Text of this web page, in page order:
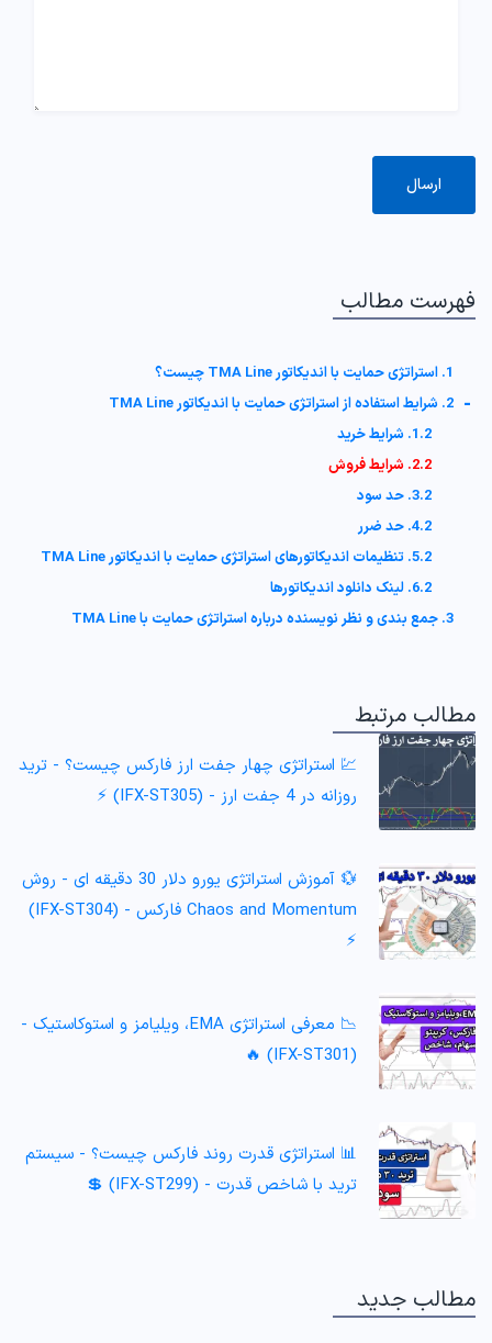
فهرست مطالب
1. استراتژی حمایت با اندیکاتور TMA Line چیست؟
2. شرایط استفاده از استراتژی حمایت با اندیکاتور TMA Line -
1.2. شرایط خرید
2.2. شرایط فروش
3.2. حد سود
4.2. حد ضرر
5.2. تنظیمات اندیکاتورهای استراتژی حمایت با اندیکاتور TMA Line
6.2. لینک دانلود اندیکاتورها
3. جمع بندی و نظر نویسنده درباره استراتژی حمایت با TMA Line
مطالب مرتبط
💹 استراتژی چهار جفت ارز فارکس چیست؟ - ترید
روزانه در 4 جفت ارز - (IFX-ST305) ⚡️
💱 آموزش استراتژی یورو دلار 30 دقیقه ای - روش
Chaos and Momentum فارکس - (IFX-ST304)
⚡️
📉 معرفی استراتژی EMA، ویلیامز و استوکاستیک -
(IFX-ST301) 🔥
📊 استراتژی قدرت روند فارکس چیست؟ - سیستم
ترید با شاخص قدرت - (IFX-ST299) 💲
مطالب جدید